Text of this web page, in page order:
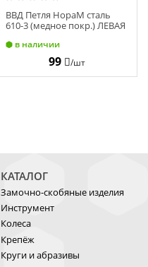
ВВД Петля НораМ сталь
610-3 (медное покр.) ЛЕВАЯ
в наличии
99 /шт
КАТАЛОГ
Замочно-скобяные изделия
Инструмент
Колеса
Крепёж
Круги и абразивы